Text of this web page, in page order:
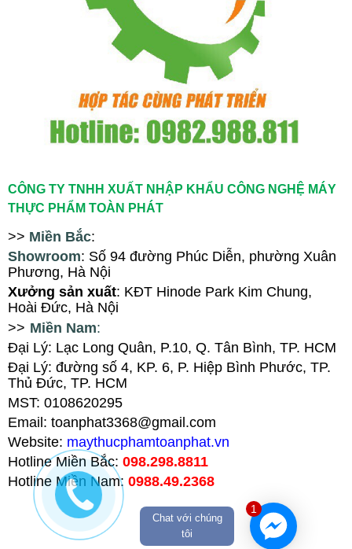
CÔNG TY TNHH XUẤT NHẬP KHẨU CÔNG NGHỆ MÁY
THỰC PHẨM TOÀN PHÁT
>> Miền Bắc:
Showroom: Số 94 đường Phúc Diễn, phường Xuân
Phương, Hà Nội
Xưởng sản xuất: KĐT Hinode Park Kim Chung,
Hoài Đức, Hà Nội
>> Miền Nam:
Đại Lý: Lạc Long Quân, P.10, Q. Tân Bình, TP. HCM
Đại Lý: đường số 4, KP. 6, P. Hiệp Bình Phước, TP.
Thủ Đức, TP. HCM
MST: 0108620295
Email: toanphat3368@gmail.com
Website: maythucphamtoanphat.vn
Hotline Miền Bắc: 098.298.8811
Hotline Miền Nam: 0988.49.2368
1
Chat với chúng
tôi